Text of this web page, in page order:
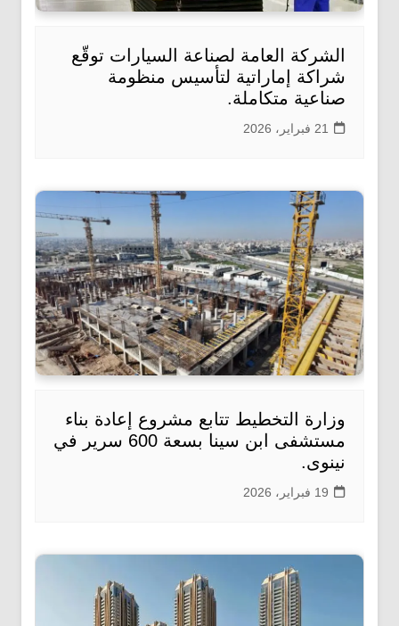
الشركة العامة لصناعة السيارات توقّع
شراكة إماراتية لتأسيس منظومة
صناعية متكاملة.
21 فبراير، 2026
وزارة التخطيط تتابع مشروع إعادة بناء
مستشفى ابن سينا بسعة 600 سرير في
نينوى.
19 فبراير، 2026